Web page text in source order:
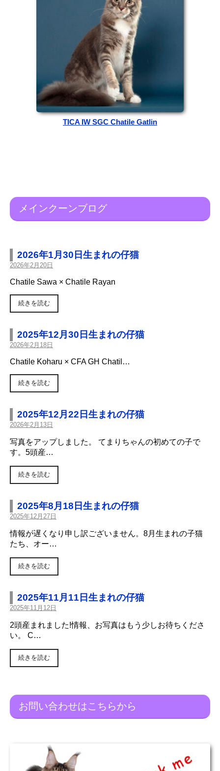
TICA IW SGC Chatile Gatlin
メインクーンブログ
2026年1月30日生まれの仔猫
2026年2月20日
Chatile Sawa × Chatile Rayan
続きを読む
2025年12月30日生まれの仔猫
2026年2月18日
Chatile Koharu × CFA GH Chatil…
続きを読む
2025年12月22日生まれの仔猫
2026年2月13日
写真をアップしました。 てまりちゃんの初めての子で
す。5頭産…
続きを読む
2025年8月18日生まれの仔猫
2025年12月27日
情報が遅くなり申し訳ございません。8月生まれの子猫
たち、オー…
続きを読む
2025年11月11日生まれの仔猫
2025年11月12日
2頭産まれました!情報、お写真はもう少しお待ちくださ
い。 C…
続きを読む
お問い合わせはこちらから